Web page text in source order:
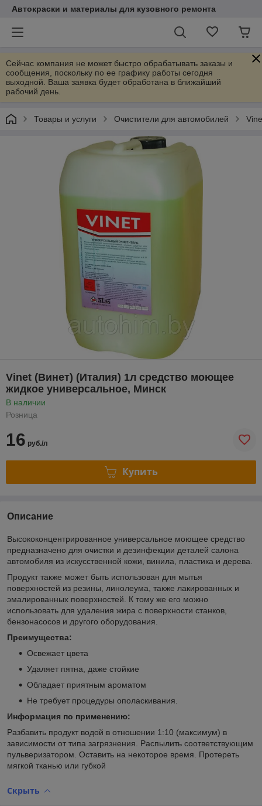
Автокраски и материалы для кузовного ремонта
Сейчас компания не может быстро обрабатывать заказы и
сообщения, поскольку по ее графику работы сегодня
выходной. Ваша заявка будет обработана в ближайший
рабочий день.
Товары и услуги Очистители для автомобилей
Vinet (Винет) (Италия) 1л средство моющее
жидкое универсальное, Минск
В наличии
Розница
16 руб./л
Купить
Описание
Высококонцентрированное универсальное моющее средство
предназначено для очистки и дезинфекции деталей салона
автомобиля из искусственной кожи, винила, пластика и дерева.
Продукт также может быть использован для мытья
поверхностей из резины, линолеума, также лакированных и
эмалированных поверхностей. К тому же его можно
использовать для удаления жира с поверхности станков,
бензонасосов и другого оборудования.
Преимущества:
Освежает цвета
Удаляет пятна, даже стойкие
Обладает приятным ароматом
Не требует процедуры ополаскивания.
Информация по применению:
Разбавить продукт водой в отношении 1:10 (максимум) в
зависимости от типа загрязнения. Распылить соответствующим
пульверизатором. Оставить на некоторое время. Протереть
мягкой тканью или губкой
Скрыть